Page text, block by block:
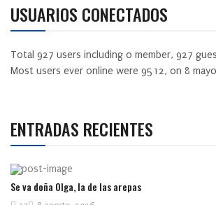
USUARIOS CONECTADOS
Total 927 users including 0 member, 927
Most users ever online were 9512, on 8
ENTRADAS RECIENTES
Se va doña Olga, la de las arepas